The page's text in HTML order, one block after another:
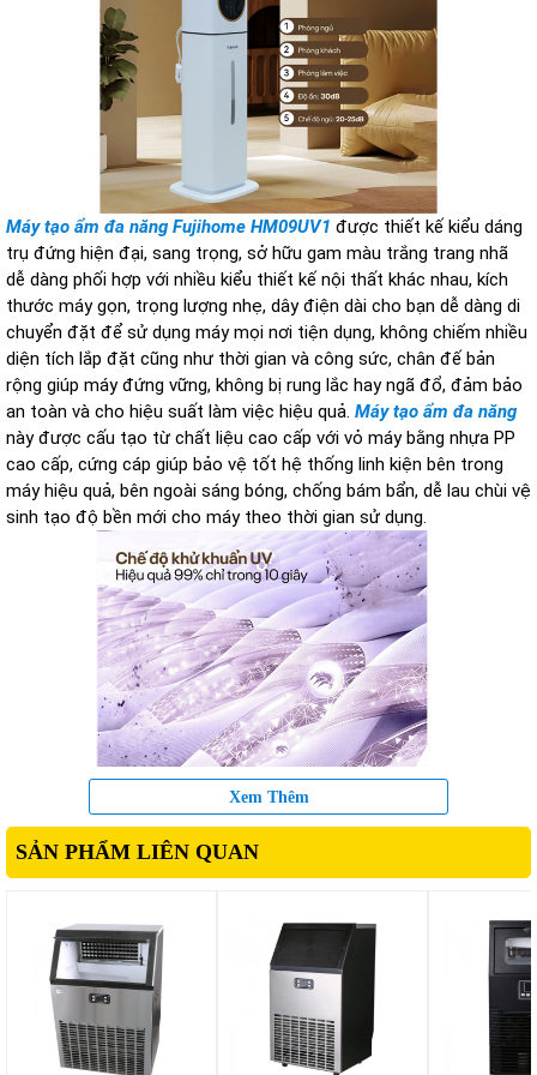
Máy tạo ẩm đa năng Fujihome HM09UV1 được thiết kế kiểu dáng
trụ đứng hiện đại, sang trọng, sở hữu gam màu trắng trang nhã
dễ dàng phối hợp với nhiều kiểu thiết kế nội thất khác nhau, kích
thước máy gọn, trọng lượng nhẹ, dây điện dài cho bạn dễ dàng di
chuyển đặt để sử dụng máy mọi nơi tiện dụng, không chiếm nhiều
diện tích lắp đặt cũng như thời gian và công sức, chân đế bản
rộng giúp máy đứng vững, không bị rung lắc hay ngã đổ, đảm bảo
an toàn và cho hiệu suất làm việc hiệu quả. Máy tạo ẩm đa năng
này được cấu tạo từ chất liệu cao cấp với vỏ máy bằng nhựa PP
cao cấp, cứng cáp giúp bảo vệ tốt hệ thống linh kiện bên trong
máy hiệu quả, bên ngoài sáng bóng, chống bám bẩn, dễ lau chùi vệ
sinh tạo độ bền mới cho máy theo thời gian sử dụng.
Máy tạo ẩm và khử khuẩn gia đình Fujihome
hợp cùng công nghệ phun sương siêu âm giúp hòa tan vào không
gian không gây ảnh hưởng đến các thiết bị điện khác, có khay
chứa tinh dầu tiện lợi giúp tạo hương thơm giảm căng thẳng, dễ
chịu khi sử dụng. Máy hoạt động vô cùng êm ái và ổn định với độ
ồn chỉ 30dB không gây ảnh hưởng đến sinh hoạt, công suất hoạt
động mạnh mẽ 25W cho khả năng phun sương 280 ml/giờ giúp
Xem Thêm
SẢN PHẨM LIÊN QUAN